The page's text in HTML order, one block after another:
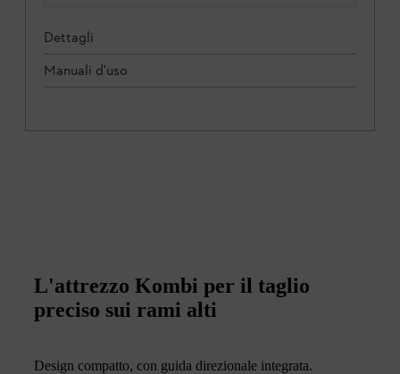
Dettagli
Manuali d'uso
L'attrezzo Kombi per il taglio
preciso sui rami alti
Design compatto, con guida direzionale integrata.